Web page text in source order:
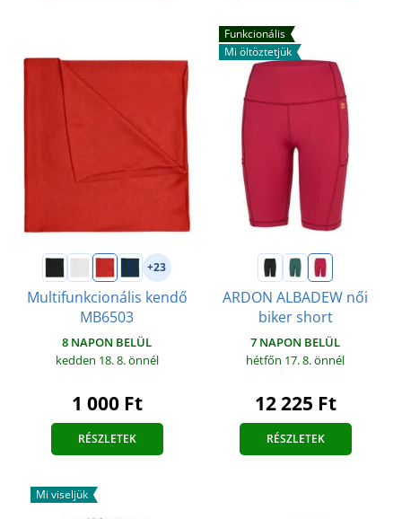
+23
Multifunkcionális kendő
MB6503
8 NAPON BELÜL
kedden 18. 8.önnél
1 000 Ft
RÉSZLETEK
Funkcionális
Mi öltöztetjük
ARDON ALBADEW női
biker short
7 NAPON BELÜL
hétfőn 17. 8.önnél
12 225 Ft
RÉSZLETEK
Mi viseljük